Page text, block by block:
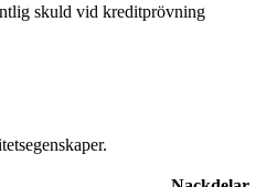
skuld vid kreditprövning